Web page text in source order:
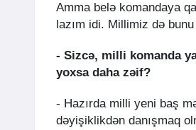
Amma belə komandaya
lazım idi. Millimiz də
- Sizcə, milli komanda
yoxsa daha zəif?
- Hazırda milli yeni baş
dəyişiklikdən danışmaq